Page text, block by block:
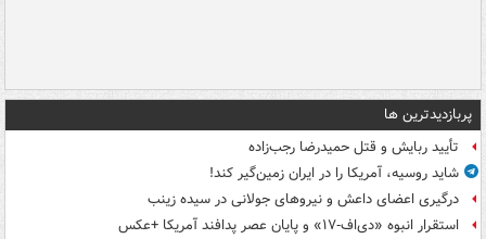
پربازدیدترین ها
تأیید ربایش و قتل حمیدرضا رجب‌زاده
شاید روسیه، آمریکا را در ایران زمین‌گیر کند!
درگیری اعضای داعش و نیروهای جولانی در سیده زینب
استقرار انبوه «دی‌اف‑۱۷» و پایان عصر پدافند آمریکا +عکس